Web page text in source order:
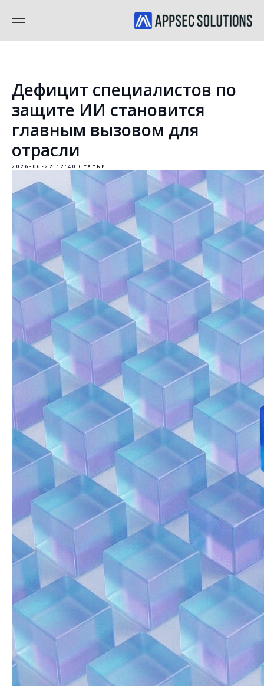
Дефицит специалистов по
защите ИИ становится
главным вызовом для
отрасли
2026-06-22 12:40 Статьи